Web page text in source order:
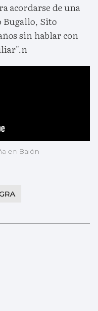
acordarse de una
Bugallo, Sito
sin hablar con
en Baión